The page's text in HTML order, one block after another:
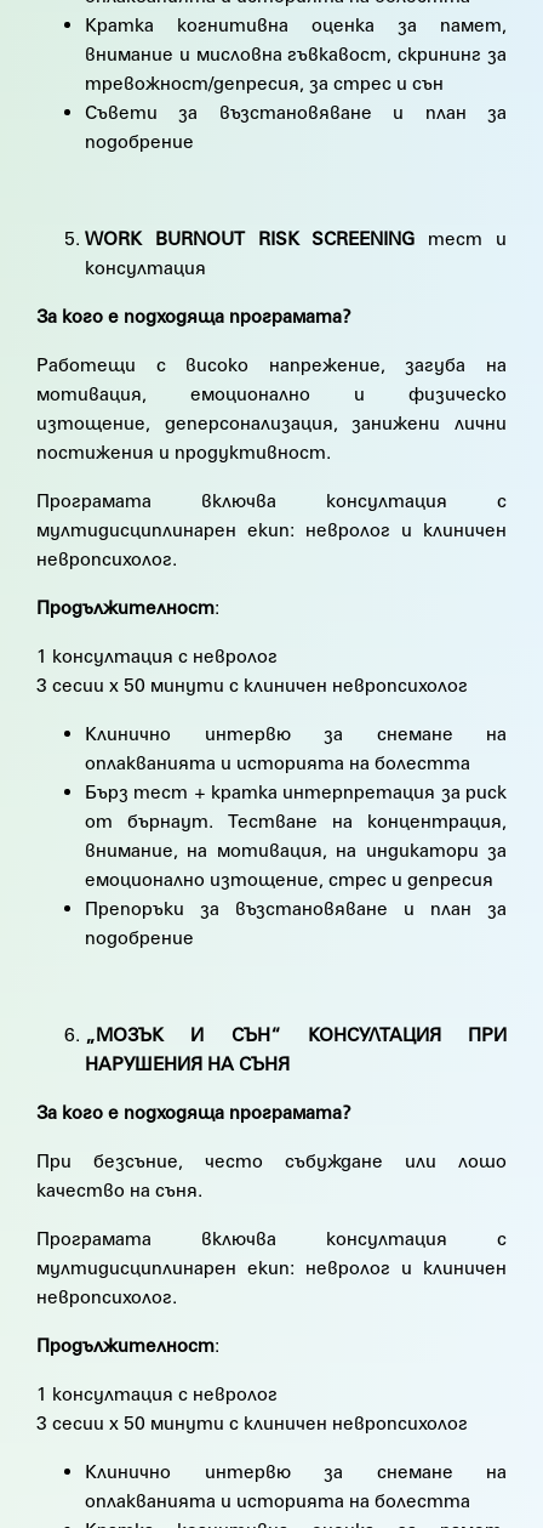
Кратка когнитивна оценка за памет,
внимание и мисловна гъвкавост, скрининг за
тревожност/депресия, за стрес и сън
Съвети за възстановяване и план за
подобрение
WORK BURNOUT RISK SCREENING тест и
консултация
За кого е подходяща програмата?
Работещи с високо напрежение, загуба на
мотивация, емоционално и физическо
изтощение, деперсонализация, занижени лични
постижения и продуктивност.
Програмата включва консултация с
мултидисциплинарен екип: невролог и клиничен
невропсихолог.
Продължителност:
1 консултация с невролог
3 сесии х 50 минути с клиничен невропсихолог
Клинично интервю за снемане на
оплакванията и историята на болестта
Бърз тест + кратка интерпретация за риск
от бърнаут. Тестване на концентрация,
внимание, на мотивация, на индикатори за
емоционално изтощение, стрес и депресия
Препоръки за възстановяване и план за
подобрение
„МОЗЪК И СЪН“ КОНСУЛТАЦИЯ ПРИ
НАРУШЕНИЯ НА СЪНЯ
За кого е подходяща програмата?
При безсъние, често събуждане или лошо
качество на съня.
Програмата включва консултация с
мултидисциплинарен екип: невролог и клиничен
невропсихолог.
Продължителност:
1 консултация с невролог
3 сесии х 50 минути с клиничен невропсихолог
Клинично интервю за снемане на
оплакванията и историята на болестта